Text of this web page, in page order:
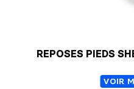
REPOSES PIEDS
VOIR